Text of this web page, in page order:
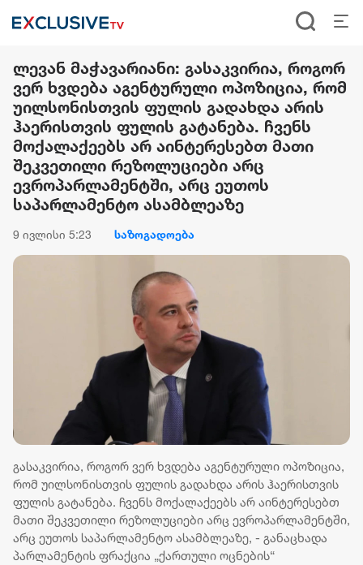
ლევან მაჭავარიანი: გასაკვირია, როგორ
ვერ ხვდება აგენტურული ოპოზიცია, რომ
უილსონისთვის ფულის გადახდა არის
ჰაერისთვის ფულის გატანება. ჩვენს
მოქალაქეებს არ აინტერესებთ მათი
შეკვეთილი რეზოლუციები არც
ევროპარლამენტში, არც ეუთოს
საპარლამენტო ასამბლეაზე
9 ივლისი 5:23 საზოგადოება
გასაკვირია, როგორ ვერ ხვდება აგენტურული ოპოზიცია,
რომ უილსონისთვის ფულის გადახდა არის ჰაერისთვის
ფულის გატანება. ჩვენს მოქალაქეებს არ აინტერესებთ
მათი შეკვეთილი რეზოლუციები არც ევროპარლამენტში,
არც ეუთოს საპარლამენტო ასამბლეაზე, - განაცხადა
პარლამენტის ფრაქცია „ქართული ოცნების“